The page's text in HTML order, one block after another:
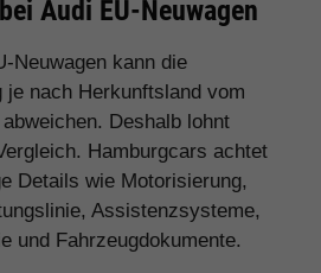
Audi EU-Neuwagen
Neuwagen kann die
je nach Herkunftsland vom
Deshalb lohnt
Hamburgcars achtet
Details wie Motorisierung,
Assistenzsysteme,
und Fahrzeugdokumente.